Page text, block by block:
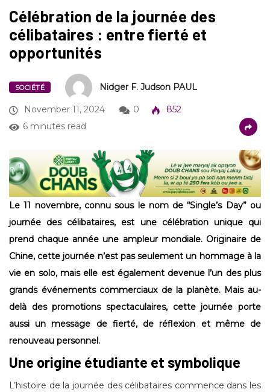
Célébration de la journée des
célibataires : entre fierté et
opportunités
SOCIÉTÉ Nidger F. Judson PAUL
November 11, 2024 0
852
6 minutes read
Le 11 novembre, connu sous le nom de “Single’s Day” ou
journée des célibataires, est une célébration unique qui
prend chaque année une ampleur mondiale. Originaire de
Chine, cette journée n’est pas seulement un hommage à la
vie en solo, mais elle est également devenue l’un des plus
grands événements commerciaux de la planète. Mais au-
delà des promotions spectaculaires, cette journée porte
aussi un message de fierté, de réflexion et même de
renouveau personnel.
Une origine étudiante et symbolique
L’histoire de la journée des célibataires commence dans les